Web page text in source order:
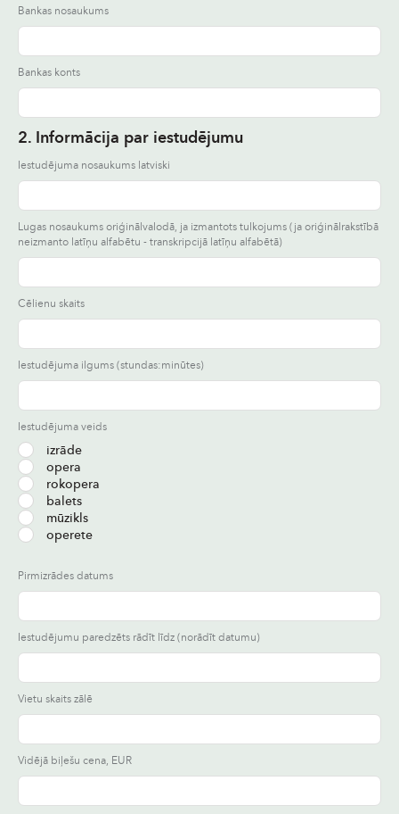
Bankas nosaukums
Bankas konts
2. Informācija par iestudējumu
Iestudējuma nosaukums latviski
Lugas nosaukums oriģinālvalodā, ja izmantots tulkojums (ja oriģinālrakstībā
neizmanto latīņu alfabētu - transkripcijā latīņu alfabētā)
Cēlienu skaits
Iestudējuma ilgums (stundas:minūtes)
Iestudējuma veids
izrāde
opera
rokopera
balets
mūzikls
operete
Pirmizrādes datums
Iestudējumu paredzēts rādīt līdz (norādīt datumu)
Vietu skaits zālē
Vidējā biļešu cena, EUR